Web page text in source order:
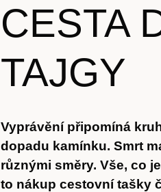
CESTA
TAJGY
Vyprávění připomíná
dopadu kamínku. Smrt
různými směry. Vše, co
to nákup cestovní tašky